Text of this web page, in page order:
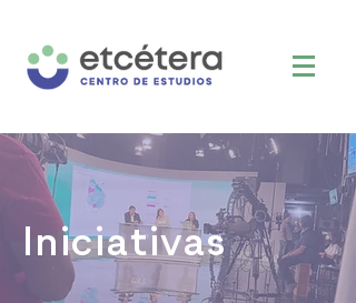
Iniciativas